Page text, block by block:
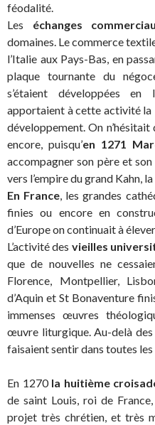
féodalité.
Les échanges
domaines. Le commerce
l’Italie aux Pays-Bas, en
plaque tournante du
s’étaient développées
apportaient à cette activité la
développement. On
encore, puisqu’en 1271
accompagner son père et
vers l’empire du grand Kahn,
En France, les grandes
finies ou encore en
d’Europe on continuait à
L’activité des vieilles
que de nouvelles ne
Florence, Montpellier,
d’Aquin et St Bonaventure
immenses œuvres
œuvre liturgique. Au-delà des
faisaient sentir dans toutes
En 1270 la huitième
de saint Louis, roi de
projet très chrétien, et très